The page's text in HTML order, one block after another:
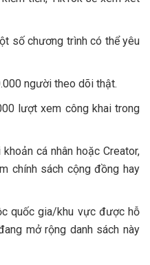
số chương trình có thể yêu
người theo dõi thật.
lượt xem công khai trong
cá nhân hoặc Creator,
chính sách cộng đồng hay
quốc gia/khu vực được hỗ
mở rộng danh sách này